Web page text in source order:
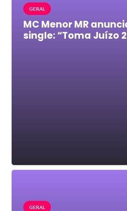
GERAL
MC Menor MR
single: “Toma Juízo
GERAL